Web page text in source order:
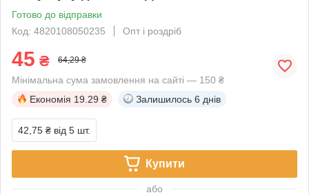
Готово до відправки
Код: 4820108050235
Опт і роздріб
45 ₴ 64,29 ₴
Мінімальна сума замовлення на сайті — 150 ₴
Економія 19.29 ₴ Залишилось 6 днів
42,75 ₴ від 5 шт.
Купити
або